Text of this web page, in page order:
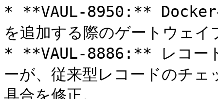
* **VAUL-8950:** Docker
を追加する際のゲートウェ
* **VAUL-8886:** レコード
ーが、従来型レコードのチ
具合を修正。